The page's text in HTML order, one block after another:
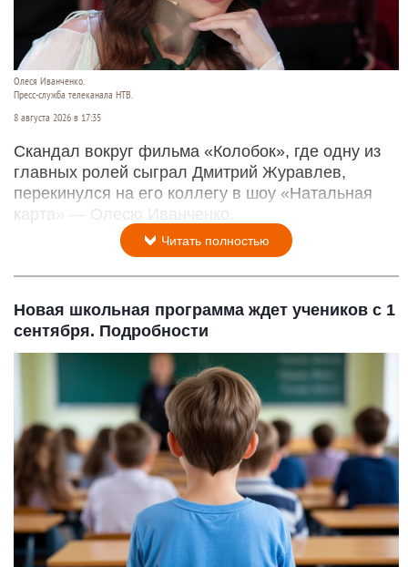
Олеся Иванченко.
Пресс-служба телеканала НТВ.
8 августа 2026 в 17:35
Скандал вокруг фильма «Колобок», где одну из
главных ролей сыграл Дмитрий Журавлев,
перекинулся на его коллегу в шоу «Натальная
карта» — Олесю Иванченко.
Читать полностью
Новая школьная программа ждет учеников с 1
сентября. Подробности